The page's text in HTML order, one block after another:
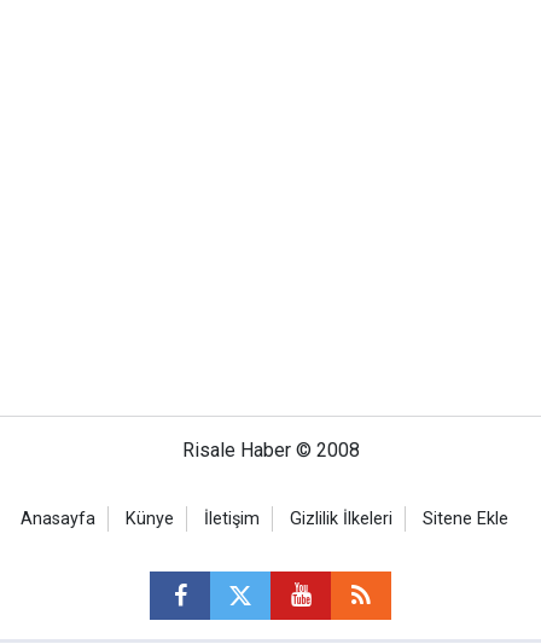
Risale Haber © 2008
Anasayfa Künye İletişim Gizlilik İlkeleri Sitene Ekle